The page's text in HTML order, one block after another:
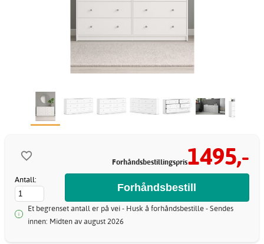
Forhåndsbestillingspris1495,-
Antall:
Et begrenset antall er på vei - Husk å forhåndsbestille - Sendes
innen: Midten av august 2026